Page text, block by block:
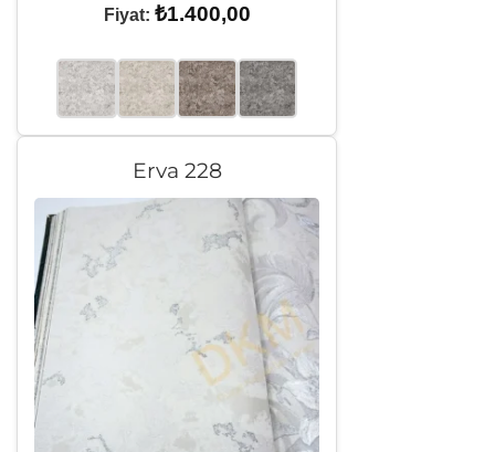
Fiyat: ₺1.400,00
Erva 228